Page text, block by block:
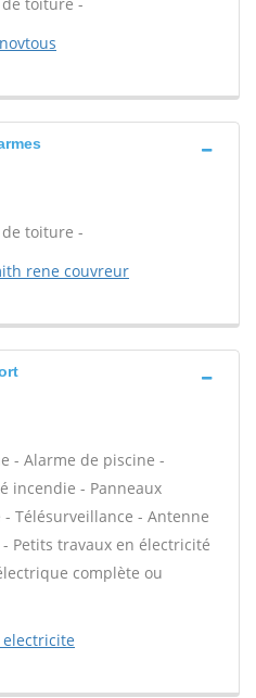
de toiture -
rene couvreur
- Alarme de piscine -
incendie - Panneaux
Télésurveillance - Antenne
Petits travaux en électricité
complète ou
electricite